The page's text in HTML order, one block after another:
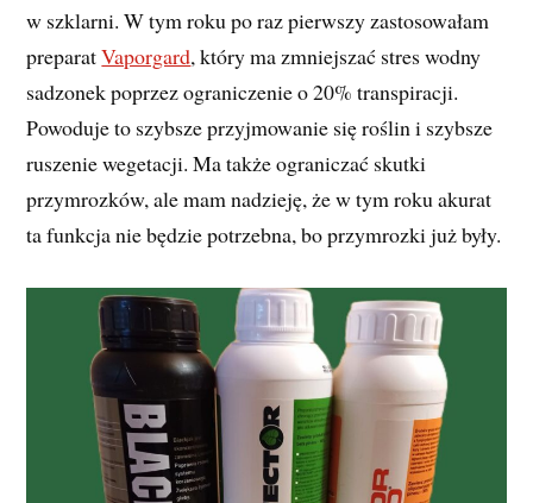
w szklarni. W tym roku po raz pierwszy zastosowałam
preparatVaporgard, który ma zmniejszać stres wodny
sadzonek poprzez ograniczenie o 20% transpiracji.
Powoduje to szybsze przyjmowanie się roślin i szybsze
ruszenie wegetacji. Ma także ograniczać skutki
przymrozków, ale mam nadzieję, że w tym roku akurat
ta funkcja nie będzie potrzebna, bo przymrozki już były.